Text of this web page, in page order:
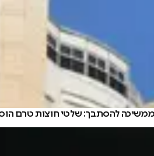
להסתבך: שלטי חוצות טרם